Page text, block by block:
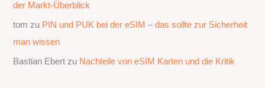
der Markt-Überblick
tom zu PIN und PUK bei der eSIM – das sollte zur Sicherheit
man wissen
Bastian Ebert zu Nachteile von eSIM Karten und die Kritik